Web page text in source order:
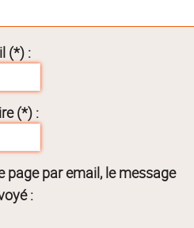
(*) :
(*) :
page par email, le message
: